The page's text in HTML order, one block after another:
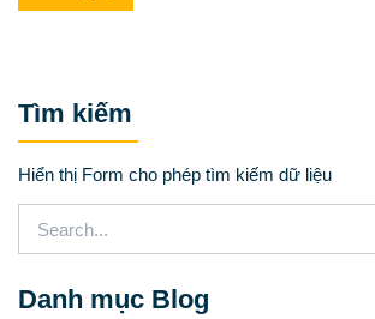
Tìm kiếm
Hiển thị Form cho phép tìm kiếm dữ liệu
Danh mục Blog